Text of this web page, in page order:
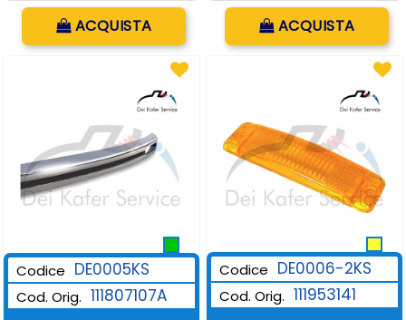
Quantità
ACQUISTA Quantità
ACQUISTA
Codice DE0005KS
Cod. Orig. 111807107A
Codice DE0006-2KS
Cod. Orig. 111953141